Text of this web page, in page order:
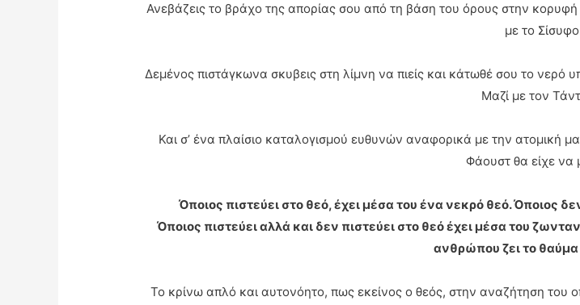
Ανεβάζεις το βράχο της απορίας σου από τη βάση του όρους στην
με το
Δεμένος πιστάγκωνα σκυβεις στη λίμνη να πιείς και κάτωθέ σου το
Μαζί με τον
Και σ’ ένα πλαίσιο καταλογισμού ευθυνών αναφορικά με την ατομική
Φάουστ θα είχε να
Όποιος πιστεύει στο θεό, έχει μέσα του ένα νεκρό θεό. Όποιος
Όποιος πιστεύει αλλά και δεν πιστεύει στο θεό έχει μέσα του
ανθρώπου ζει το
Το κρίνω απλό και αυτονόητο, πως εκείνος ο θεός, στην αναζήτηση του